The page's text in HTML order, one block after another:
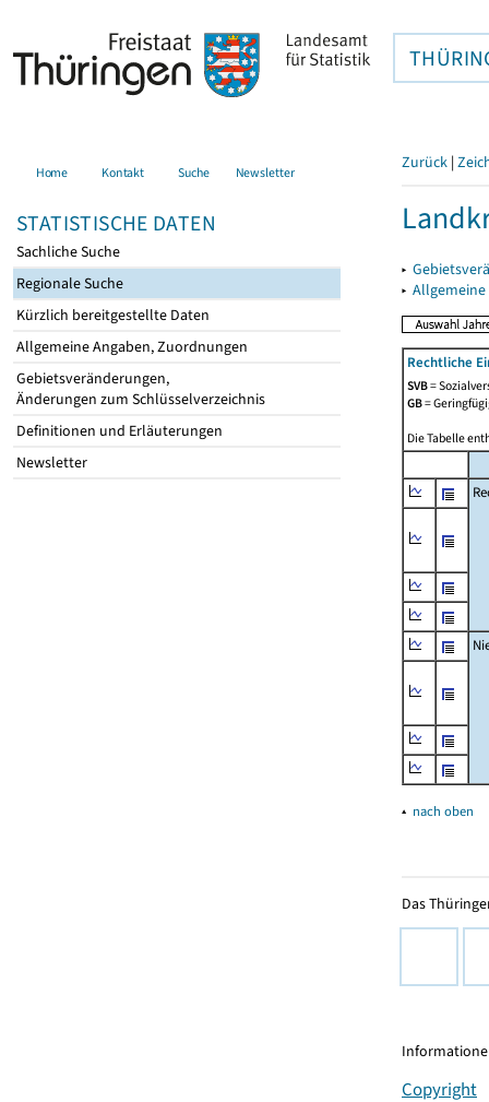
Home Kontakt Suche Newsletter
STATISTISCHE DATEN
Sachliche Suche
Regionale Suche
Kürzlich bereitgestellte Daten
Allgemeine Angaben, Zuordnungen
Gebietsveränderungen,
Änderungen zum Schlüsselverzeichnis
Definitionen und Erläuterungen
Newsletter
Zurück |
▸
▸
Rechtliche
SVB=
GB=
Die Tabelle
▴ nach oben
Das
Copyright